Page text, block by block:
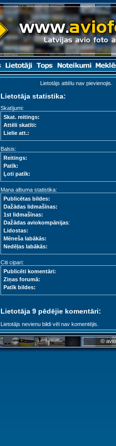
Lietotājs attēlu nav pievienojis.
Lietotāja statistika:
Skatījumi:
Skat. reitings:
Attēli skatīti:
Lielie att.:
Balsis:
Reitings:
Patīk:
Ļoti patīk:
Mana albuma statistika:
Publicētas bildes:
Dažādas lidmašīnas:
1st lidmašīnas:
Dažādas aviokompānijas:
Lidostas:
Mēneša labākās:
Nedēļas labākās:
Citi cipari:
Publicēti komentāri:
Ziņas forumā:
Patīk bildes:
Lietotāja 9 pēdējie komentāri:
Lietotājs nevienu bildi vēl nav komentējis.
©